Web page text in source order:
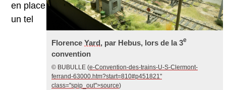
Florence Yard, par Hebus, lors de la 3e
convention
© BUBULLE (e-Convention-des-trains-U-S-Clermont-
ferrand-63000.htm?start=810#p451821"
class="spip_out">source)
en place
un tel